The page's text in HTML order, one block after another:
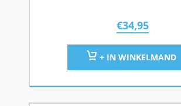
€34,95
+ IN WINKELMAND